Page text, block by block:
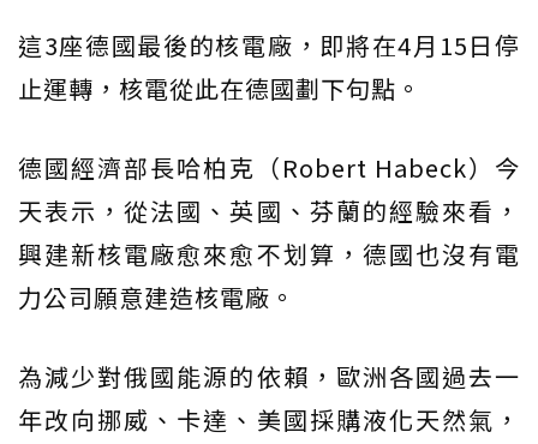
這3座德國最後的核電廠，即將在4月15日停
止運轉，核電從此在德國劃下句點。
德國經濟部長哈柏克（Robert Habeck）今
天表示，從法國、英國、芬蘭的經驗來看，
興建新核電廠愈來愈不划算，德國也沒有電
力公司願意建造核電廠。
為減少對俄國能源的依賴，歐洲各國過去一
年改向挪威、卡達、美國採購液化天然氣，